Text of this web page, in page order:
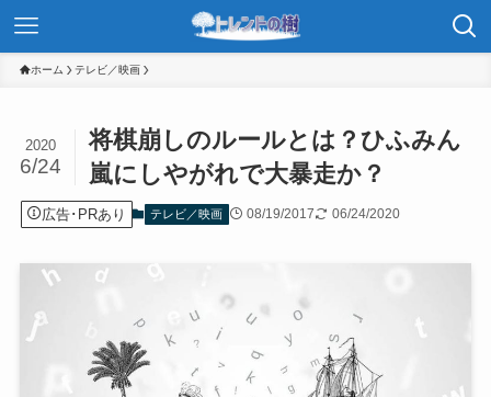
ホーム テレビ／映画
将棋崩しのルールとは？ひふみん
嵐にしやがれで大暴走か？
2020
6/24
広告･PRあり テレビ／映画 08/19/2017 06/24/2020